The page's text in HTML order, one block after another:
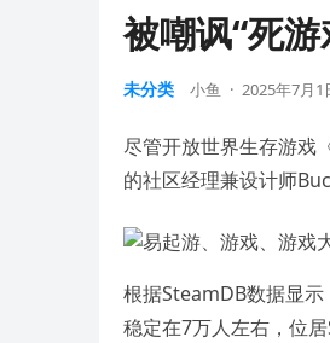
被嘲讽“死
未分类 小鱼 · 2025年7月1
尽管开放世界生存游戏
的社区经理兼设计师
根据SteamDB数据显
稳定在7万人左右，位